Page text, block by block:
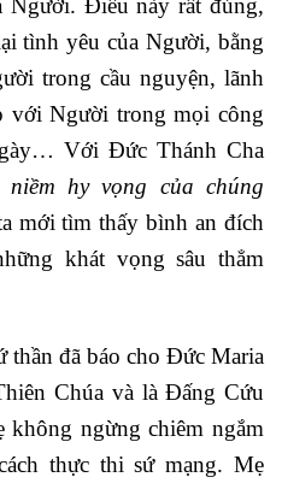
Người. Điều này rất đúng,
tình yêu của Người, bằng
trong cầu nguyện, lãnh
với Người trong mọi công
Với Đức Thánh Cha
hy vọng của chúng
mới tìm thấy bình an đích
khát vọng sâu thẳm
thần đã báo cho Đức Maria
Chúa và là Đấng Cứu
ngừng chiêm ngắm
thực thi sứ mạng. Mẹ